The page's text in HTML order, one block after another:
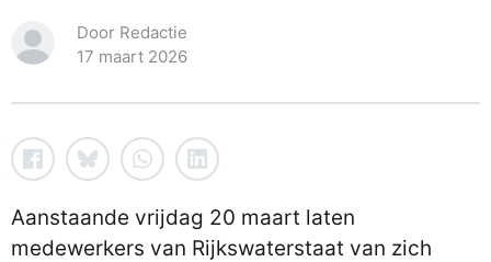
Door Redactie
17 maart 2026
Aanstaande vrijdag 20 maart laten
medewerkers van Rijkswaterstaat van zich